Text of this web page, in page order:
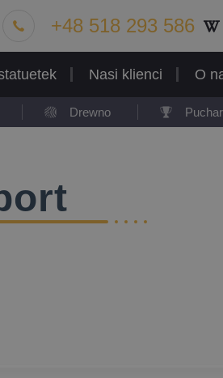
+48 518 293 586
Nasi klienci O
Drewno